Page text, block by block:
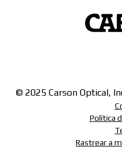
© 2025 Carson Optical,
Política
Rastrear a